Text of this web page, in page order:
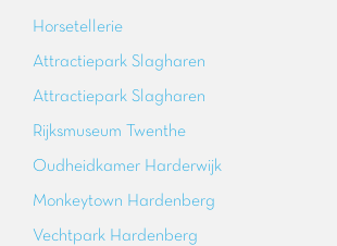
Horsetellerie
Attractiepark Slagharen
Attractiepark Slagharen
Rijksmuseum Twenthe
Oudheidkamer Harderwijk
Monkeytown Hardenberg
Vechtpark Hardenberg